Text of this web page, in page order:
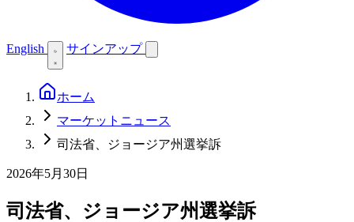
English サインアップ
ホーム
マーケットニュース
司法省、ジョージア州選挙訴
2026年5月30日
司法省、ジョージア州選挙訴